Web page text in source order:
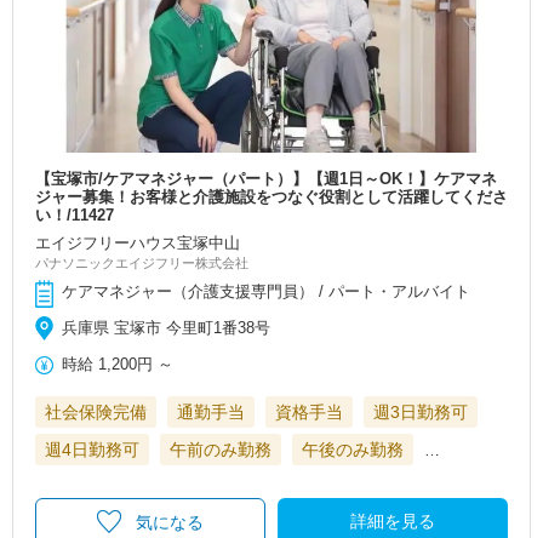
【宝塚市/ケアマネジャー（パート）】【週1日～OK！】ケアマネ
ジャー募集！お客様と介護施設をつなぐ役割として活躍してくださ
い！/11427
エイジフリーハウス宝塚中山
パナソニックエイジフリー株式会社
ケアマネジャー（介護支援専門員） / パート・アルバイト
兵庫県 宝塚市 今里町1番38号
時給 1,200円 ～
社会保険完備 通勤手当 資格手当
週3日勤務可
週4日勤務可
午前のみ勤務 午後のみ勤務 …
詳細を見る
気になる